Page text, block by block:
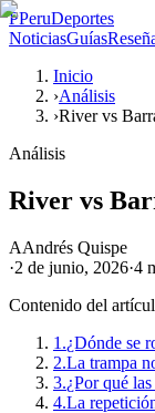
PPeruDeportes
NoticiasGuías
Inicio
›Análisis
›River vs
Análisis
River vs
AAndrés Quispe
·2 de junio, 2026·4
Contenido del
1.¿Dónde se
2.La trampa
3.¿Por qué
4.La